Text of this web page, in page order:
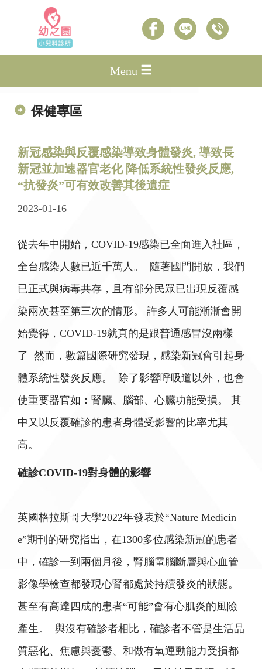
Menu
保健專區
新冠感染與反覆感染導致身體發炎, 導致長
新冠並加速器官老化 降低系統性發炎反應,
“抗發炎”可有效改善其後遺症
2023-01-16
從去年中開始，COVID-19感染已全面進入社區，
全台感染人數已近千萬人。 隨著國門開放，我們
已正式與病毒共存，且有部分民眾已出現反覆感
染兩次甚至第三次的情形。 許多人可能漸漸會開
始覺得，COVID-19就真的是跟普通感冒沒兩樣
了 然而，數篇國際研究發現，感染新冠會引起身
體系統性發炎反應。 除了影響呼吸道以外，也會
使重要器官如：腎臟、腦部、心臟功能受損。 其
中又以反覆確診的患者身體受影響的比率尤其
高。
確診COVID-19對身體的影響
英國格拉斯哥大學2022年發表於“Nature Medicin
e”期刊的研究指出，在1300多位感染新冠的患者
中，確診一到兩個月後，腎腦電腦斷層與心血管
影像學檢查都發現心腎都處於持續發炎的狀態。
甚至有高達四成的患者“可能”會有心肌炎的風險
產生。 與沒有確診者相比，確診者不管是生活品
質惡化、焦慮與憂鬱、和做有氧運動能力受損都